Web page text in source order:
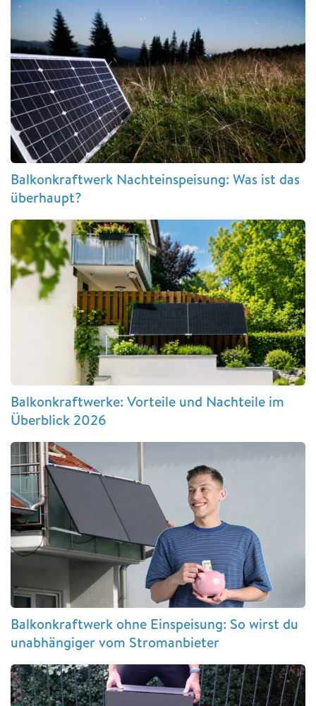
Balkonkraftwerk Nachteinspeisung: Was ist das
überhaupt?
Balkonkraftwerke: Vorteile und Nachteile im
Überblick 2026
Balkonkraftwerk ohne Einspeisung: So wirst du
unabhängiger vom Stromanbieter